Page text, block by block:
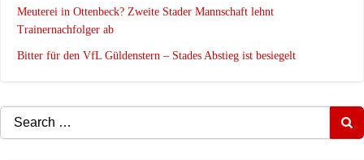
Meuterei in Ottenbeck? Zweite Stader Mannschaft lehnt
Trainernachfolger ab
Bitter für den VfL Güldenstern – Stades Abstieg ist besiegelt
Search
for: